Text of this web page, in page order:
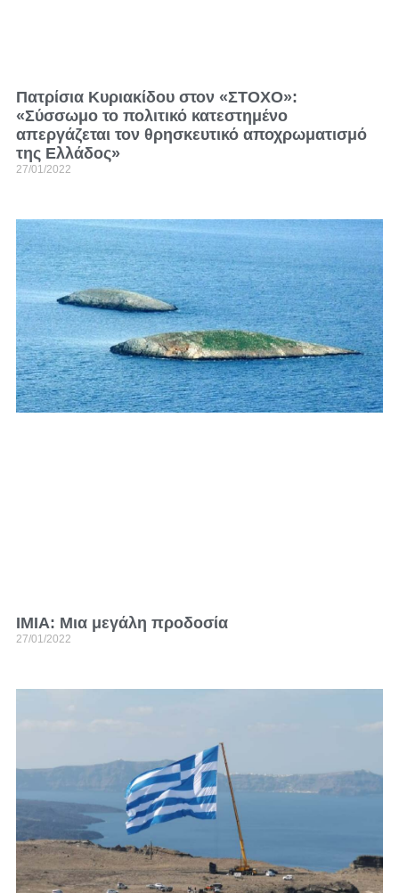
Πατρίσια Κυριακίδου στον «ΣΤΟΧΟ»:
«Σύσσωμο το πολιτικό κατεστημένο
απεργάζεται τον θρησκευτικό αποχρωματισμό
της Ελλάδος»
27/01/2022
ΙΜΙΑ: Mια μεγάλη προδοσία
27/01/2022